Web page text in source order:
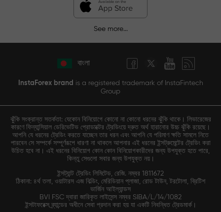
See more...
বাংলা
InstaForex brand is a registered trademark of InstaFintech
Group
ঝুঁকি সংক্রান্ত সতর্কতা: যেকোন বিনিয়োগে কোনো না কোনো ধরনের ঝুঁকি থাকে। লিভারেজের
কারণে ফিন্যান্সিয়াল ডেরিভেটিভ প্রোডাক্টের ট্রেডিংয়ে দ্রুত অর্থ হারানোর উচ্চ ঝুঁকি রয়েছে।
আপনি যে ধরনের ট্রেডিং করতে যাচ্ছেন তার ধরন এবং আপনি যে পরিমাণ ক্ষতি সামলে নিতে
পারবেন সে সম্পর্কে সম্পূর্ণরূপে ধারণা না থাকলে আপনার এই ধরনের ইন্সট্রুমেন্টের ট্রেডিং করা
উচিত হবে না। এই ধরনের বিনিয়োগ কোন কোন বিনিয়োগকারীদের জন্য উপযুক্ত হতে পারে,
কিন্তু সেগুলো সবার জন্য উপযুক্ত নয়।
ইন্সট্যান্ট ট্রেডিং লিমিটেড, রেজি. নম্বর 1811672
ঠিকানা: ৪র্থ তলা, ওয়াটারস এজ বিল্ডিং, মেরিডিয়ান প্লাজা, রোড টাউন, টরটোলা, ব্রিটিশ
ভার্জিন আইল্যান্ডস
BVI FSC দ্বারা জারিকৃত লাইসেন্স নম্বর SIBA/L/14/1082
ইন্সটাফরেক্স ব্র্যান্ডের অধীনে সেবা প্রদান করা হয় যা একটি নিবন্ধিত ট্রেডমার্ক।